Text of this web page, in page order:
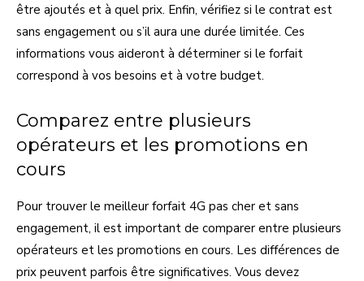
être ajoutés et à quel prix. Enfin, vérifiez si le contrat est
sans engagement ou s’il aura une durée limitée. Ces
informations vous aideront à déterminer si le forfait
correspond à vos besoins et à votre budget.
Comparez entre plusieurs
opérateurs et les promotions en
cours
Pour trouver le meilleur forfait 4G pas cher et sans
engagement, il est important de comparer entre plusieurs
opérateurs et les promotions en cours. Les différences de
prix peuvent parfois être significatives. Vous devez